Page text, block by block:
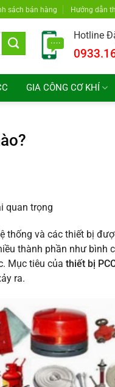
sách bán hàng Hướng dẫn
Hotline
GIA CÔNG CƠ KHÍ
quan trọng
thống và các thiết bị
thành phần như bình
Mục tiêu của thiết bị
ra.